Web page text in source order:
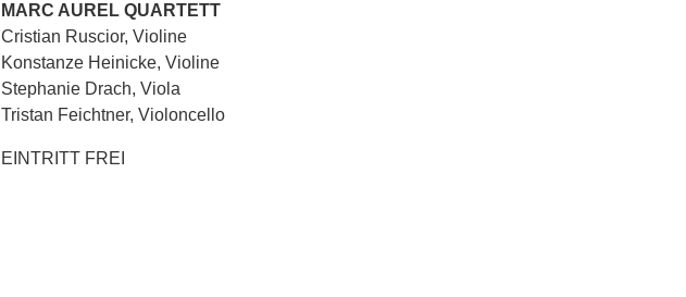
MARC AUREL QUARTETT
Cristian Ruscior, Violine
Konstanze Heinicke, Violine
Stephanie Drach, Viola
Tristan Feichtner, Violoncello
EINTRITT FREI